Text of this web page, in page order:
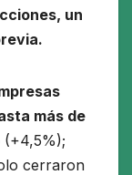
un
más de
(+4,5%);
cerraron